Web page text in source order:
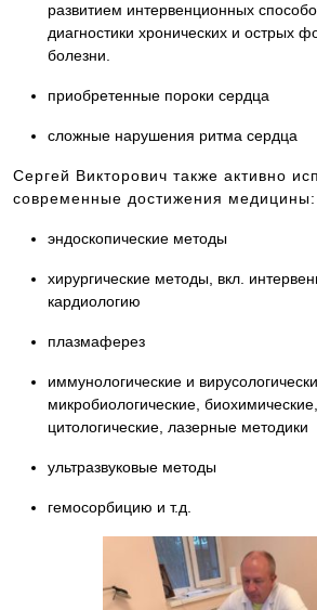
развитием интервенционных
диагностики хронических и острых
болезни.
приобретенные пороки сердца
сложные нарушения ритма сердца
Сергей Викторович также активно
современные достижения медицины:
эндоскопические методы
хирургические методы, вкл.
кардиологию
плазмаферез
иммунологические и
микробиологические, биохимические,
цитологические, лазерные методики
ультразвуковые методы
гемосорбицию и т.д.